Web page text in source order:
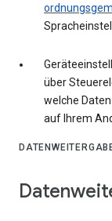
über
welche
auf Ihrem